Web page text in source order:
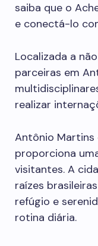
saiba que o
e conectá-lo
Localizada a
parceiras em
realizar
Antônio Martins
proporciona
visitantes. A
raízes
refúgio e
rotina diária.